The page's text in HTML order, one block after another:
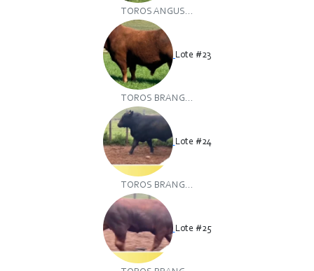
TOROS ANGUS...
Lote #23
TOROS BRANG...
Lote #24
TOROS BRANG...
Lote #25